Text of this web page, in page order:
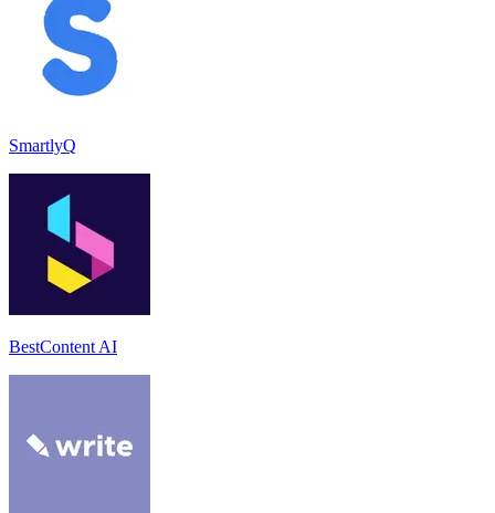
SmartlyQ
BestContent AI